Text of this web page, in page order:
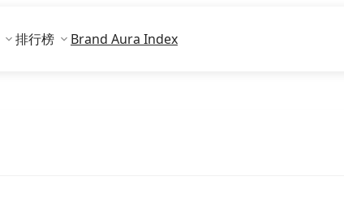
排行榜 Brand Aura Index